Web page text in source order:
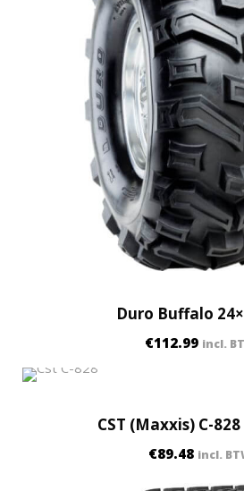
Duro Buffalo
€112.99 incl.
CST (Maxxis) C-828
€89.48 incl.